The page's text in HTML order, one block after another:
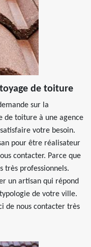
de toiture
sur la
de toiture à une agence
votre besoin.
pour être réalisateur
contacter. Parce que
très professionnels.
un artisan qui répond
de votre ville.
de nous contacter très